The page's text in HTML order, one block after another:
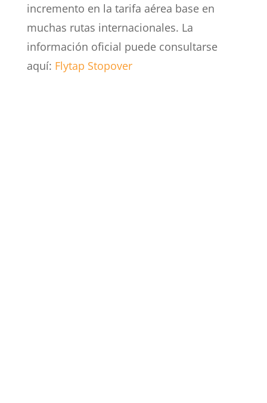
incremento en la tarifa aérea base en
muchas rutas internacionales. La
información oficial puede consultarse
aquí: Flytap Stopover